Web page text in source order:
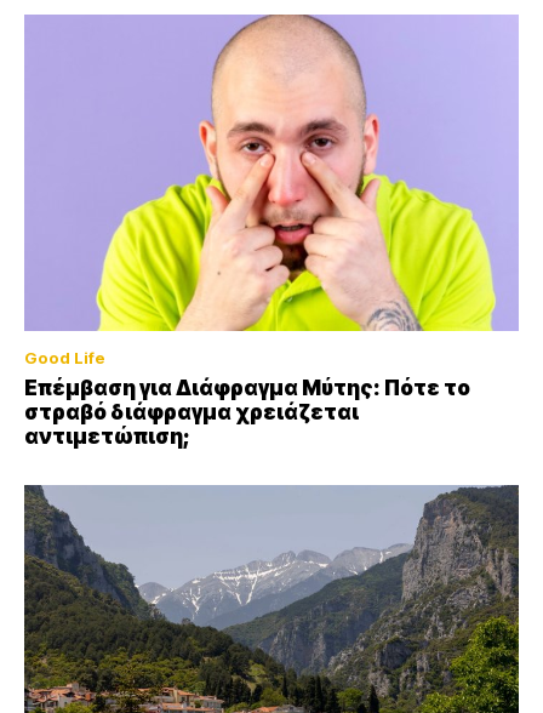
Good Life
Επέμβαση για Διάφραγμα Μύτης: Πότε το
στραβό διάφραγμα χρειάζεται
αντιμετώπιση;